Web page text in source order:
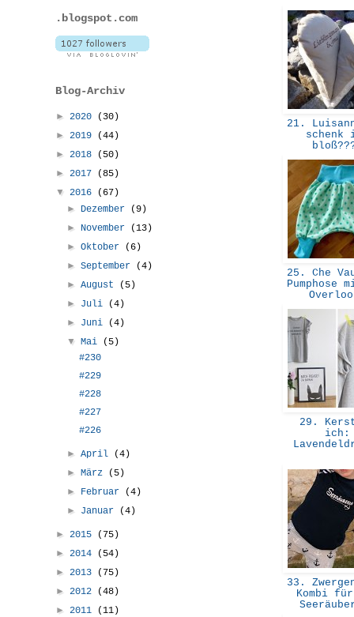
21.
schenk
25. Che
Pumphose
29.
ich:
33.
Kombi
.blogspot.com
Blog-Archiv
► 2020
(30)
► 2019
(44)
► 2018
(50)
► 2017
(85)
▼ 2016
(67)
► Dezember
(9)
► November
(13)
►Oktober
(6)
►September
(4)
►August
(5)
► Juli
(4)
► Juni
(4)
▼Mai
(5)
#230
#229
#228
#227
#226
►April
(4)
►März
(5)
► Februar
(4)
► Januar (4)
► 2015
(75)
► 2014
(54)
► 2013
(75)
► 2012
(48)
► 2011 (11)